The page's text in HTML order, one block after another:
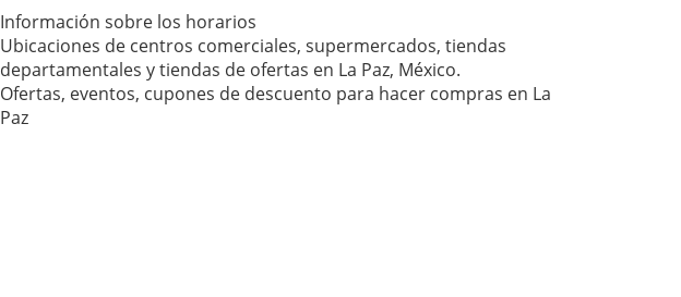
Información sobre los horarios
Ubicaciones de centros comerciales, supermercados, tiendas
departamentales y tiendas de ofertas en La Paz, México.
Ofertas, eventos, cupones de descuento para hacer compras en La
Paz